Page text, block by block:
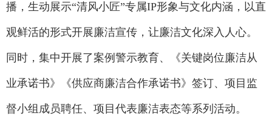
播，生动展示“清风小匠”专属IP形象与文化内涵，以直
观鲜活的形式开展廉洁宣传，让廉洁文化深入人心。
同时，集中开展了案例警示教育、《关键岗位廉洁从
业承诺书》《供应商廉洁合作承诺书》签订、项目监
督小组成员聘任、项目代表廉洁表态等系列活动。